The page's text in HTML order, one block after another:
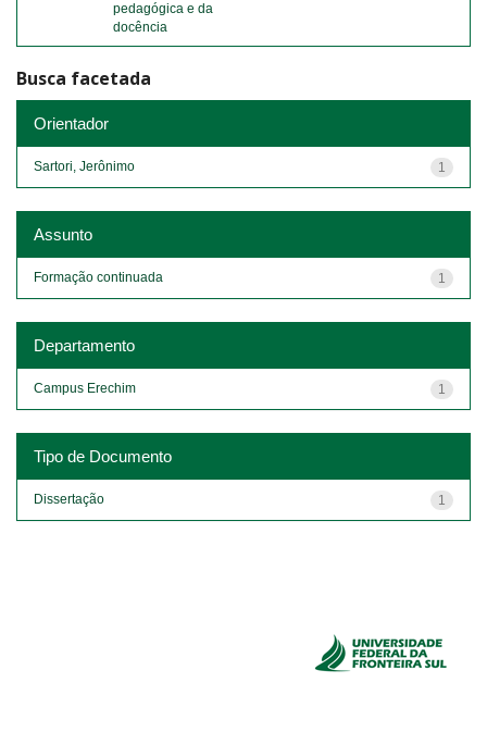
pedagógica e da
docência
Busca facetada
Orientador
1
Sartori, Jerônimo
Assunto
1
Formação continuada
Departamento
1
Campus Erechim
Tipo de Documento
1
Dissertação